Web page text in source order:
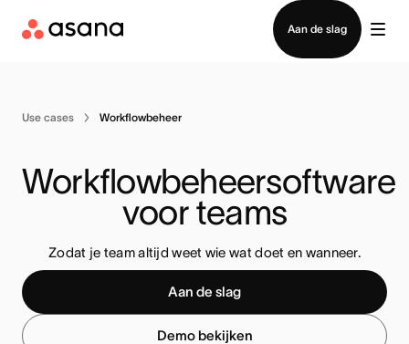
Aan de slag
Contact opnemen met verkoop
Use cases Workflowbeheer
Workflowbeheersoftware
voor teams
Zodat je team altijd weet wie wat doet en wanneer.
Aan de slag
Demo bekijken